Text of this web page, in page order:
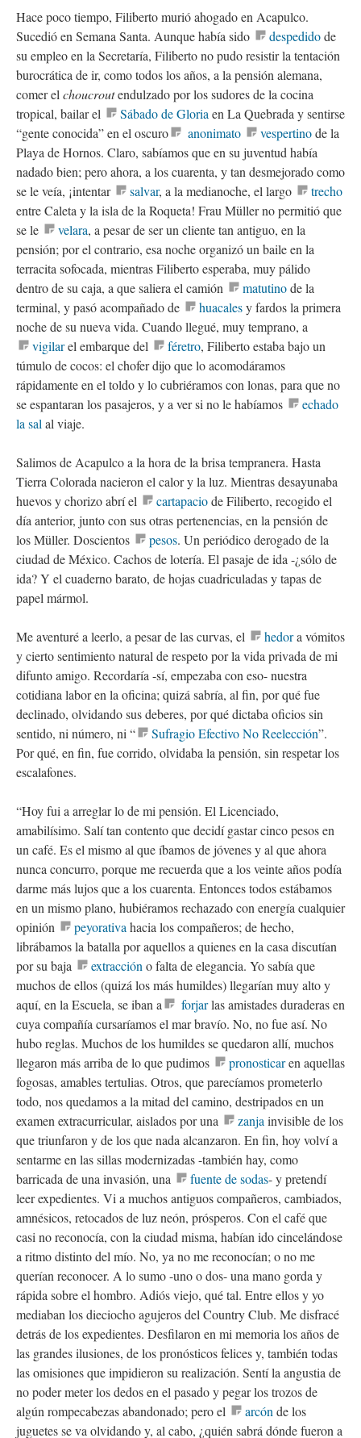
Hace poco tiempo, Filiberto murió ahogado en Acapulco.
Sucedió en Semana Santa. Aunque había sido
despedidode
su empleo en la Secretaría, Filiberto no pudo resistir la tentación
burocrática de ir, como todos los años, a la pensión alemana,
comer elchoucroutendulzado por los sudores de la cocina
tropical, bailar el
Sábado de Gloriaen La Quebrada y sentirse
“gente conocida” en el oscuro
anonimato vespertinode la
Playa de Hornos. Claro, sabíamos que en su juventud había
nadado bien; pero ahora, a los cuarenta, y tan desmejorado como
se le veía, ¡intentar
salvar, a la medianoche, el largo
trecho
entre Caleta y la isla de la Roqueta! Frau Müller no permitió que
se le
velara, a pesar de ser un cliente tan antiguo, en la
pensión; por el contrario, esa noche organizó un baile en la
terracita sofocada, mientras Filiberto esperaba, muy pálido
dentro de su caja, a que saliera el camión
matutinode la
terminal, y pasó acompañado de
huacalesy fardos la primera
noche de su nueva vida. Cuando llegué, muy temprano, a
vigilarel embarque del féretro, Filiberto estaba bajo un
túmulo de cocos: el chofer dijo que lo acomodáramos
rápidamente en el toldo y lo cubriéramos con lonas, para que no
se espantaran los pasajeros, y a ver si no le habíamos
echado
la salal viaje.
Salimos de Acapulco a la hora de la brisa tempranera. Hasta
Tierra Colorada nacieron el calor y la luz. Mientras desayunaba
huevos y chorizo abrí el
cartapaciode Filiberto, recogido el
día anterior, junto con sus otras pertenencias, en la pensión de
los Müller. Doscientos
pesos. Un periódico derogado de la
ciudad de México. Cachos de lotería. El pasaje de ida -¿sólo de
ida? Y el cuaderno barato, de hojas cuadriculadas y tapas de
papel mármol.
Me aventuré a leerlo, a pesar de las curvas, el hedora vómitos
y cierto sentimiento natural de respeto por la vida privada de mi
difunto amigo. Recordaría -sí, empezaba con eso- nuestra
cotidiana labor en la oficina; quizá sabría, al fin, por qué fue
declinado, olvidando sus deberes, por qué dictaba oficios sin
sentido, ni número, ni “
Sufragio Efectivo No Reelección”.
Por qué, en fin, fue corrido, olvidaba la pensión, sin respetar los
escalafones.
“Hoy fui a arreglar lo de mi pensión. El Licenciado,
amabilísimo. Salí tan contento que decidí gastar cinco pesos en
un café. Es el mismo al que íbamos de jóvenes y al que ahora
nunca concurro, porque me recuerda que a los veinte años podía
darme más lujos que a los cuarenta. Entonces todos estábamos
en un mismo plano, hubiéramos rechazado con energía cualquier
opinión
peyorativahacia los compañeros; de hecho,
librábamos la batalla por aquellos a quienes en la casa discutían
por su baja
extraccióno falta de elegancia. Yo sabía que
muchos de ellos (quizá los más humildes) llegarían muy alto y
aquí, en la Escuela, se iban a
forjarlas amistades duraderas en
cuya compañía cursaríamos el mar bravío. No, no fue así. No
hubo reglas. Muchos de los humildes se quedaron allí, muchos
llegaron más arriba de lo que pudimos
pronosticaren aquellas
fogosas, amables tertulias. Otros, que parecíamos prometerlo
todo, nos quedamos a la mitad del camino, destripados en un
examen extracurricular, aislados por una
zanjainvisible de los
que triunfaron y de los que nada alcanzaron. En fin, hoy volví a
sentarme en las sillas modernizadas -también hay, como
barricada de una invasión, una
fuente de sodas- y pretendí
leer expedientes. Vi a muchos antiguos compañeros, cambiados,
amnésicos, retocados de luz neón, prósperos. Con el café que
casi no reconocía, con la ciudad misma, habían ido cincelándose
a ritmo distinto del mío. No, ya no me reconocían; o no me
querían reconocer. A lo sumo -uno o dos- una mano gorda y
rápida sobre el hombro. Adiós viejo, qué tal. Entre ellos y yo
mediaban los dieciocho agujeros del Country Club. Me disfracé
detrás de los expedientes. Desfilaron en mi memoria los años de
las grandes ilusiones, de los pronósticos felices y, también todas
las omisiones que impidieron su realización. Sentí la angustia de
no poder meter los dedos en el pasado y pegar los trozos de
algún rompecabezas abandonado; pero el
arcónde los
juguetes se va olvidando y, al cabo, ¿quién sabrá dónde fueron a